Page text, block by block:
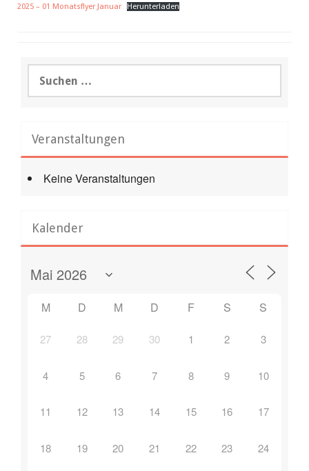
2025 – 01 Monatsflyer Januar Herunterladen
nach:
Veranstaltungen
Keine Veranstaltungen
Kalender
M D M D F S S
27 28 29 30 1 2 3
4 5 6 7 8 9 10
11 12 13 14 15 16 17
18 19 20 21 22 23 24